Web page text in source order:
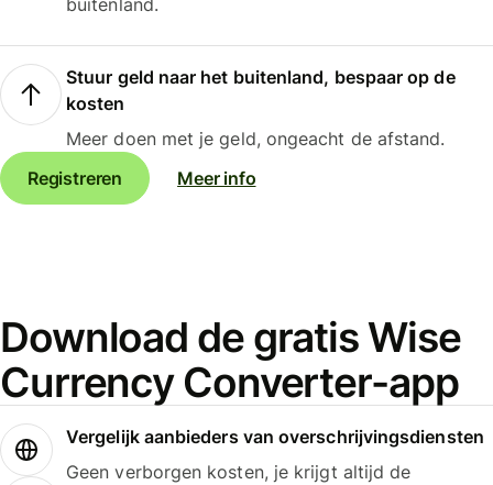
buitenland.
Stuur geld naar het buitenland, bespaar op de
kosten
Meer doen met je geld, ongeacht de afstand.
Registreren
Meer info
Download de gratis Wise
Currency Converter-app
Vergelijk aanbieders van overschrijvingsdiensten
Geen verborgen kosten, je krijgt altijd de